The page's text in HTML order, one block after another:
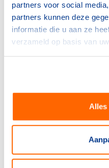
partners voor social
partners kunnen deze
informatie die u aan ze
verzameld op basis van
Alles
clubs? Bijvoorbeeld in
waarin ze professioneel
bezig zijn. Hier hoeft geen
moeten de beide
kunnen aanvullen.
kunnen immers een
verenigingen nu
vrijwilligerswerk. Als daar
dat waarschijnlijk een
Contracten met derden
Zitten beide clubs nog